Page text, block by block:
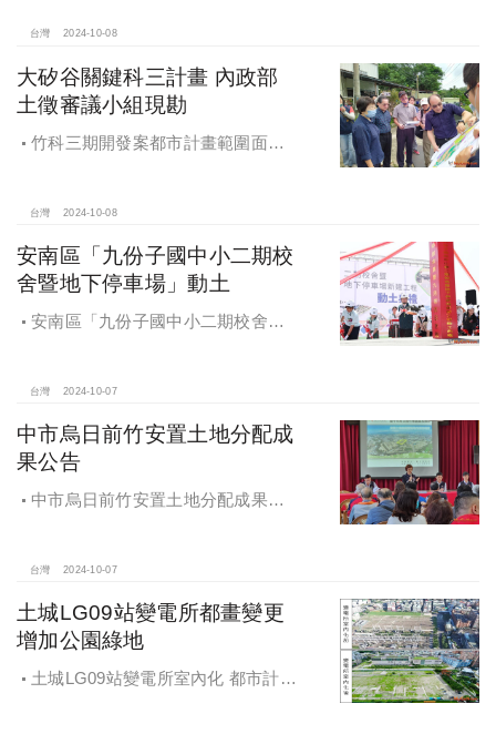
財政部國有財產署曾國基署長、桃園
賓，祈求工程順利進行。
台灣 2024-10-08
大矽谷關鍵科三計畫 內政部
土徵審議小組現勘
竹科三期開發案都市計畫範圍面積
分地區
台灣 2024-10-08
安南區「九份子國中小二期校
舍暨地下停車場」動土
安南區「九份子國中小二期校舍暨
台灣 2024-10-07
中市烏日前竹安置土地分配成
果公告
中市烏日前竹安置土地分配成果公
台灣 2024-10-07
土城LG09站變電所都畫變更
增加公園綠地
土城LG09站變電所室內化 都市計畫